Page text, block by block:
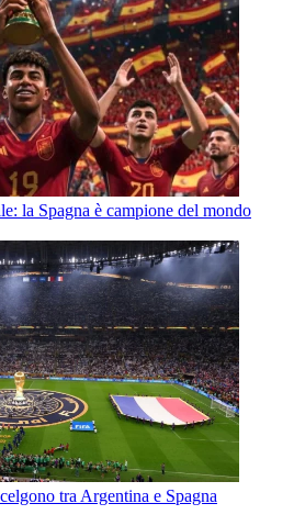
la Spagna è campione del mondo
tra Argentina e Spagna